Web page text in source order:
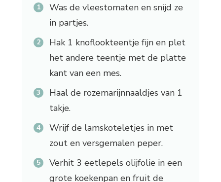
Was de vleestomaten en snijd ze
in partjes.
Hak 1 knoflookteentje fijn en plet
het andere teentje met de platte
kant van een mes.
Haal de rozemarijnnaaldjes van 1
takje.
Wrijf de lamskoteletjes in met
zout en versgemalen peper.
Verhit 3 eetlepels olijfolie in een
grote koekenpan en fruit de